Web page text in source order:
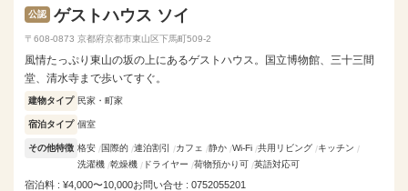
公認 ゲストハウス ソイ
〒608-0873 京都府京都市東山区下馬町509-2
風情たっぷり東山の坂の上にあるゲストハウス。国立博物館、三十三間
堂、清水寺まで歩いてすぐ。
建物タイプ 民家・町家
宿泊タイプ 個室
その他特徴 格安 国際的 連泊割引 カフェ 静か Wi-Fi 共用リビング
キッチン
洗濯機 乾燥機 ドライヤー 荷物預かり可 英語対応可
宿泊料 : ¥4,000〜10,000お問い合せ : 0752055201